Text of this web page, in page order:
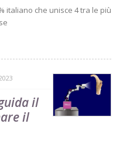
italiano che unisce 4 tra le più
il
il